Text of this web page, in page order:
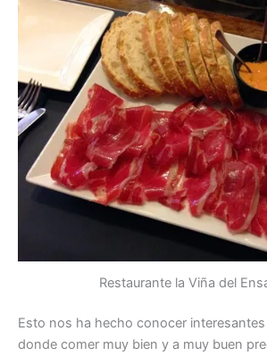
Restaurante la Viña del
Esto nos ha hecho conocer
donde comer muy bien y a muy buen